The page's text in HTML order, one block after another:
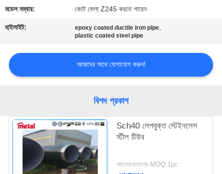
খবর
মামলা
PRIVACY
POLICY
মডেল নম্বার: কেটে ফেলা Z245 করতে পারেন
হাইলাইট: epoxy coated ductile iron pipe,
plastic coated steel pipe
আমাদের সাথে যোগাযোগ করুন!
বিশদ প্রকাশ
Sch40 লেপযুক্ত স্টেইনলেস
স্টীল টিউব
আলোচনাযোগ্য MOQ:1pc